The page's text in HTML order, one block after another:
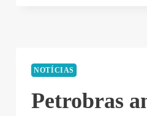
NOTÍCIAS
Petrobras